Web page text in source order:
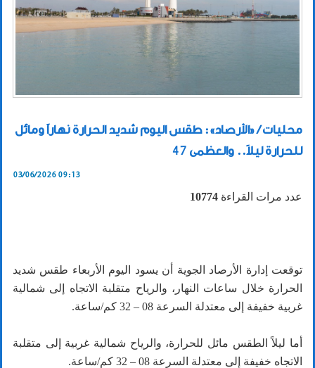
محليات / «الأرصاد»: طقس اليوم شديد الحرارة نهاراً ومائل
للحرارة ليلاً.. والعظمى 47
03/06/2026 09:13
عدد مرات القراءة 10774
توقعت إدارة الأرصاد الجوية أن يسود اليوم الأربعاء طقس شديد
الحرارة خلال ساعات النهار، والرياح متقلبة الاتجاه إلى شمالية
غربية خفيفة إلى معتدلة السرعة 08 – 32 كم/ساعة.
أما ليلاً الطقس مائل للحرارة، والرياح شمالية غربية إلى متقلبة
الاتجاه خفيفة إلى معتدلة السرعة 08 – 32 كم/ساعة.